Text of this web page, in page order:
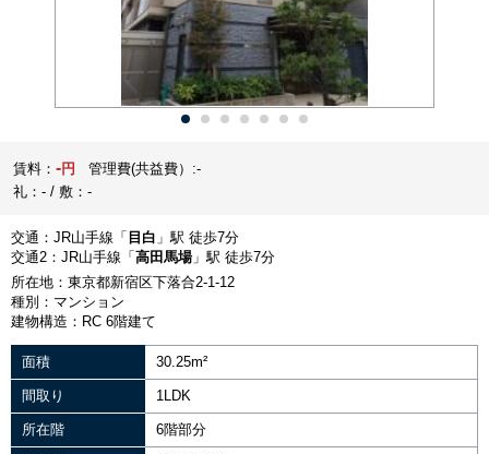
賃料： -円
管理費(共益費）:-
礼：- / 敷：-
交通：JR山手線「 目白 」駅 徒歩7分
交通2：JR山手線「 高田馬場」駅 徒歩7分
所在地：東京都新宿区下落合2-1-12
種別：マンション
建物構造：RC 6階建て
面積 30.25m²
間取り 1LDK
所在階 6階部分